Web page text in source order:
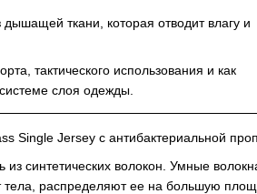
ткани, которая отводит влагу и
тактического использования и как
слоя одежды.
Single Jersey с антибактериальной
из синтетических волокон. Умные
тела, распределяют ее на большую